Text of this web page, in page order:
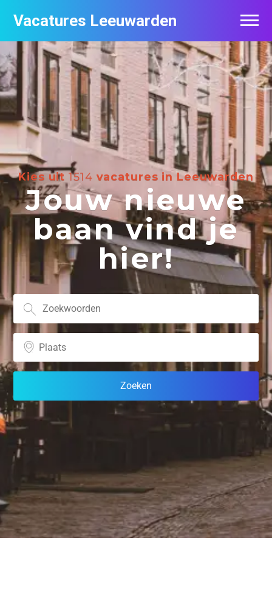
Vacatures Leeuwarden
Kies uit1514 vacatures in Leeuwarden
Jouw nieuwe
baan vind je
hier!
Vacatures per bedrijf
De populairste vacatures in Leeuwarden
Nieuwsbrief feed